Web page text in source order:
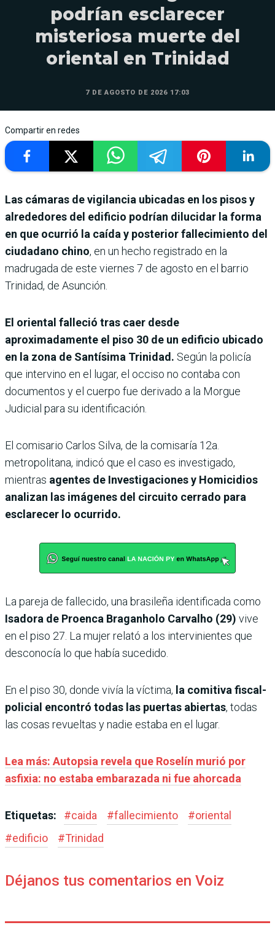
podrían esclarecer
misteriosa muerte del
oriental en Trinidad
7 DE AGOSTO DE 2026 17:03
Compartir en redes
Las cámaras de vigilancia ubicadas en los pisos y
alrededores del edificio podrían dilucidar la forma
en que ocurrió la caída y posterior fallecimiento del
ciudadano chino, en un hecho registrado en la
madrugada de este viernes 7 de agosto en el barrio
Trinidad, de Asunción.
El oriental falleció tras caer desde
aproximadamente el piso 30 de un edificio ubicado
en la zona de Santísima Trinidad. Según la policía
que intervino en el lugar, el occiso no contaba con
documentos y el cuerpo fue derivado a la Morgue
Judicial para su identificación.
El comisario Carlos Silva, de la comisaría 12a.
metropolitana, indicó que el caso es investigado,
mientras agentes de Investigaciones y Homicidios
analizan las imágenes del circuito cerrado para
esclarecer lo ocurrido.
La pareja de fallecido, una brasileña identificada como
Isadora de Proenca Braganholo Carvalho (29) vive
en el piso 27. La mujer relató a los intervinientes que
desconocía lo que había sucedido.
En el piso 30, donde vivía la víctima, la comitiva fiscal-
policial encontró todas las puertas abiertas, todas
las cosas revueltas y nadie estaba en el lugar.
Lea más: Autopsia revela que Roselín murió por
asfixia: no estaba embarazada ni fue ahorcada
Etiquetas: #caida #fallecimiento #oriental
#edificio #Trinidad
Déjanos tus comentarios en Voiz